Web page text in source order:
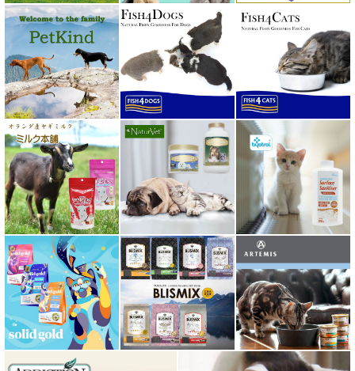
ペットカインド PetKind
ペトコト PETOKOTO
ホワイトフォックス
ボンショーズペット bonnechose pet
ママクック
ミャウ MEOW
ミャオイングヘッズ MEOWING HEADS
ミルク本舗
ムーラムーラ Moora Moora
ルイトモ RUITOMO
ロザイボトル